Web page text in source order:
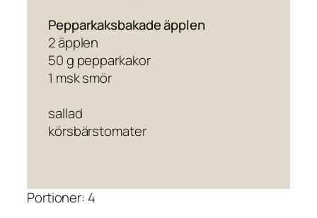
Pepparkaksbakade äpplen
2 äpplen
50 g pepparkakor
1 msk smör
sallad
körsbärstomater
Portioner: 4